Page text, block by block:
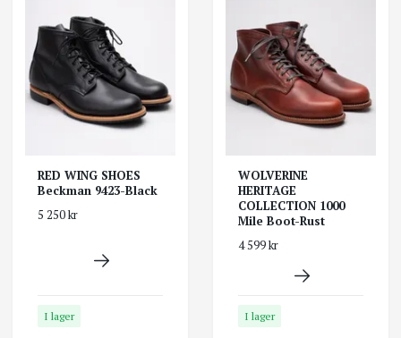
RED WING SHOES
Beckman 9423-Black
5 250 kr
I lager
WOLVERINE
HERITAGE
COLLECTION 1000
Mile Boot-Rust
4 599 kr
I lager